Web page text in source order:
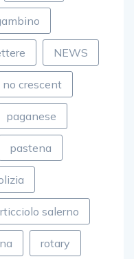
NEWS
no crescent
paganese
pastena
salerno
rotary